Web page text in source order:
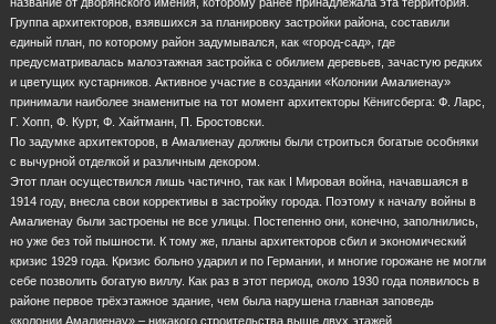
Группа архитекторов, взявшихся за планировку застройки района, составили
единый план, по которому район задумывался, как «город-сад», где
предусматривалась малоэтажная застройка с обилием деревьев, зачастую редких
и цветущих кустарников. Активное участие в создании «Колонии Амалиенау»
принимали наиболее знаменитые на тот момент архитекторы Кёнигсберга: Ф. Ларс,
Г. Хопп, Ф. Курт, Ф. Хайтманн, П. Бростовски.
По задумке архитекторов, в Амалиенау должны были строиться богатые особняки
с вычурной отделкой и различным декором.
Этот план осуществился лишь частично, так как I Мировая война, начавшаяся в
1914 году, внесла свои коррективы в застройку города. Поэтому к началу войны в
Амалиенау были застроены не все улицы. Постепенно они, конечно, заполнились,
но уже без той пышности. К тому же, планы архитекторов сбил и экономический
кризис 1929 года. Кризис больно ударил и по Германии, и многие горожане не могли
себе позволить богатую виллу. Как раз в этот период, около 1930 года появилось в
районе первое трёхэтажное здание, чем была нарушена главная заповедь
«колонии Амалиенау» – никакого строительства выше двух этажей.